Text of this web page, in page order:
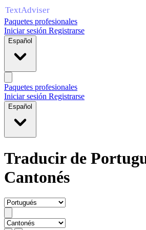
Paquetes profesionales
Iniciar sesión Registrarse
Español
Paquetes profesionales
Iniciar sesión Registrarse
Español
Traducir de
Cantonés